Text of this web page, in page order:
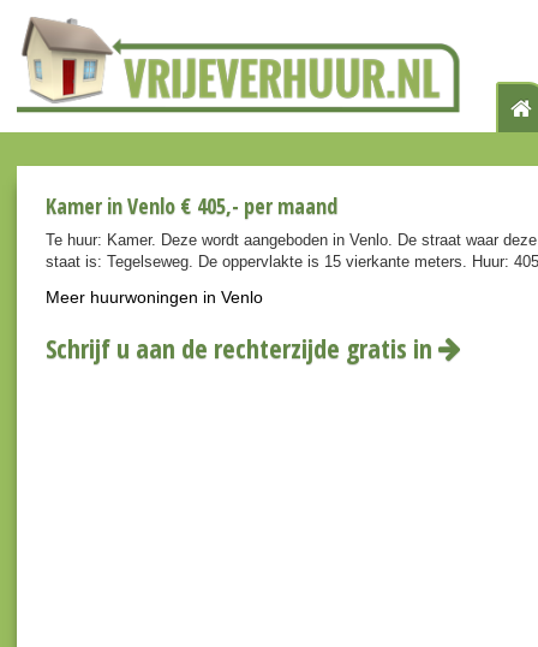
Kamer in Venlo € 405,- per maand
Te huur: Kamer. Deze wordt aangeboden in Venlo. De straat waar
staat is: Tegelseweg. De oppervlakte is 15 vierkante meters. Huur:
Meer huurwoningen in Venlo
Schrijf u aan de rechterzijde gratis in